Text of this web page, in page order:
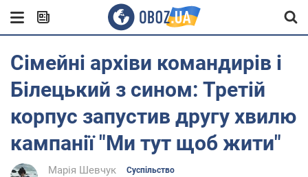
Сімейні архіви командирів і
Білецький з сином: Третій
корпус запустив другу хвилю
кампанії "Ми тут щоб жити"
Марія Шевчук Суспільство